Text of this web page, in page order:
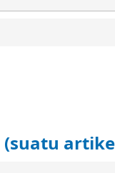
(suatu